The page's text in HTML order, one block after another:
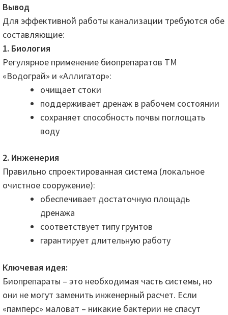
Вывод
Для эффективной работы канализации требуются обе
составляющие:
1. Биология
Регулярное применение биопрепаратов ТМ
«Водограй» и «Аллигатор»:
очищает стоки
поддерживает дренаж в рабочем состоянии
сохраняет способность почвы поглощать
воду
2. Инженерия
Правильно спроектированная система (локальное
очистное сооружение):
обеспечивает достаточную площадь
дренажа
соответствует типу грунтов
гарантирует длительную работу
Ключевая идея:
Биопрепараты – это необходимая часть системы, но
они не могут заменить инженерный расчет. Если
«памперс» маловат – никакие бактерии не спасут